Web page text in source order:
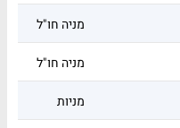
מניה חו"ל
מניה חו"ל
מניות